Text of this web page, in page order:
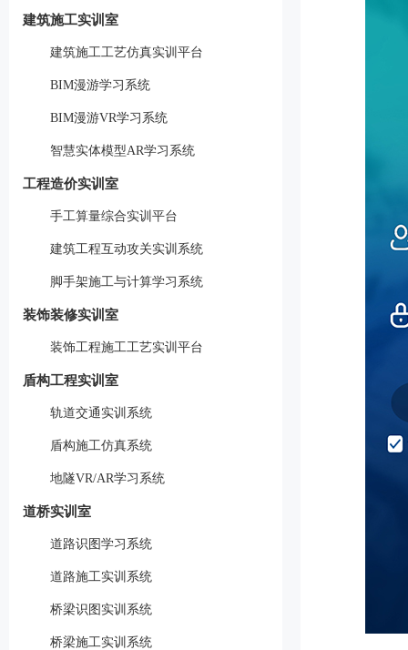
建筑施工实训室
建筑施工工艺仿真实训平台
BIM漫游学习系统
BIM漫游VR学习系统
智慧实体模型AR学习系统
工程造价实训室
手工算量综合实训平台
建筑工程互动攻关实训系统
脚手架施工与计算学习系统
装饰装修实训室
装饰工程施工工艺实训平台
盾构工程实训室
轨道交通实训系统
盾构施工仿真系统
地隧VR/AR学习系统
道桥实训室
道路识图学习系统
道路施工实训系统
桥梁识图实训系统
桥梁施工实训系统